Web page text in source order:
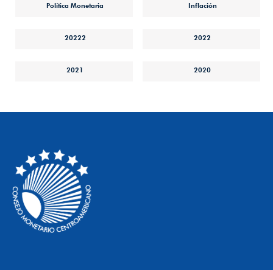
Política Monetaria Inflación
20222 2022
2021 2020